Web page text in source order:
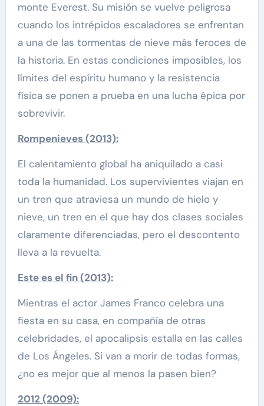
monte Everest. Su misión se vuelve peligrosa
cuando los intrépidos escaladores se enfrentan
a una de las tormentas de nieve más feroces de
la historia. En estas condiciones imposibles, los
límites del espíritu humano y la resistencia
física se ponen a prueba en una lucha épica por
sobrevivir.
Rompenieves (2013):
El calentamiento global ha aniquilado a casi
toda la humanidad. Los supervivientes viajan en
un tren que atraviesa un mundo de hielo y
nieve, un tren en el que hay dos clases sociales
claramente diferenciadas, pero el descontento
lleva a la revuelta.
Este es el fin (2013):
Mientras el actor James Franco celebra una
fiesta en su casa, en compañía de otras
celebridades, el apocalipsis estalla en las calles
de Los Ángeles. Si van a morir de todas formas,
¿no es mejor que al menos la pasen bien?
2012 (2009):